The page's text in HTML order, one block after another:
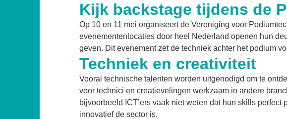
Kijk backstage tijdens de
Op 10 en 11 mei organiseert de Vereniging voor
evenementenlocaties door heel Nederland openen hun
geven. Dit evenement zet de techniek achter het podium
Techniek en creativiteit
Vooral technische talenten worden uitgenodigd om te
voor technici en creatievelingen werkzaam in andere
bijvoorbeeld ICT’ers vaak niet weten dat hun skills
innovatief de sector is.